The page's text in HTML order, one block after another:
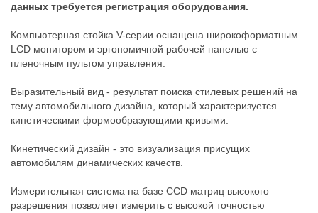
данных требуется регистрация оборудования.
Компьютерная стойка V-серии оснащена широкоформатным
LCD монитором и эргономичной рабочей панелью с
пленочным пультом управления.
Выразительный вид - результат поиска стилевых решений на
тему автомобильного дизайна, который характеризуется
кинетическими формообразующими кривыми.
Кинетический дизайн - это визуализация присущих
автомобилям динамических качеств.
Измерительная система на базе CCD матриц высокого
разрешения позволяет измерить с высокой точностью